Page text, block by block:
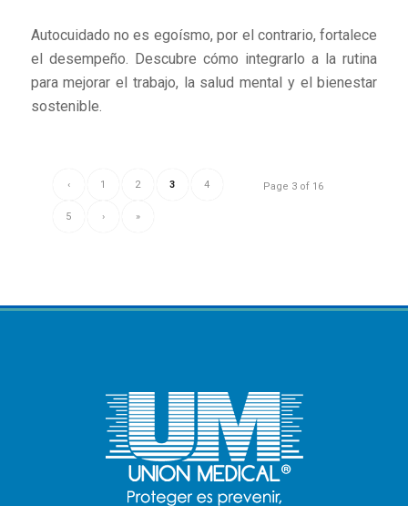
Autocuidado no es egoísmo, por el contrario, fortalece
el desempeño. Descubre cómo integrarlo a la rutina
para mejorar el trabajo, la salud mental y el bienestar
sostenible.
Page 3 of 16
‹ 1 2 3 4
5 › »